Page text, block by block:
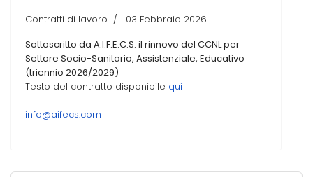
Contratti di lavoro
03 Febbraio 2026
Sottoscritto da A.I.F.E.C.S. il rinnovo del CCNL per
Settore Socio-Sanitario, Assistenziale, Educativo
(triennio 2026/2029)
Testo del contratto disponibile qui
info@aifecs.com